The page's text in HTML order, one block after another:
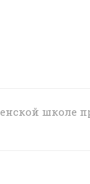
школе